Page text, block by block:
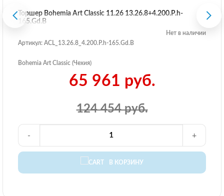
Торшер Bohemia Art Classic 11.26 13.26.8+4.200.P.h-
165.Gd.B
Нет в наличии
Артикул: ACL_13.26.8_4.200.P.h-165.Gd.B
Bohemia Art Classic (Чехия)
124 454 руб.
65 961 руб.
В КОРЗИНУ
- +